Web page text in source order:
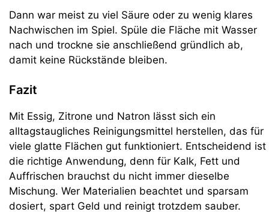
Dann war meist zu viel Säure oder zu wenig klares
Nachwischen im Spiel. Spüle die Fläche mit Wasser
nach und trockne sie anschließend gründlich ab,
damit keine Rückstände bleiben.
Fazit
Mit Essig, Zitrone und Natron lässt sich ein
alltagstaugliches Reinigungsmittel herstellen, das für
viele glatte Flächen gut funktioniert. Entscheidend ist
die richtige Anwendung, denn für Kalk, Fett und
Auffrischen brauchst du nicht immer dieselbe
Mischung. Wer Materialien beachtet und sparsam
dosiert, spart Geld und reinigt trotzdem sauber.